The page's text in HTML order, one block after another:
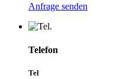
Anfrage senden
Telefon
Tel